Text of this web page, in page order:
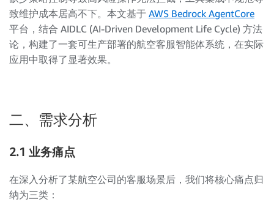
致维护成本居高不下。本文基于 AWS Bedrock AgentCore
平台，结合 AIDLC (AI-Driven Development Life Cycle) 方法
论，构建了一套可生产部署的航空客服智能体系统，在实际
应用中取得了显著效果。
二、需求分析
2.1 业务痛点
在深入分析了某航空公司的客服场景后，我们将核心痛点归
纳为三类：